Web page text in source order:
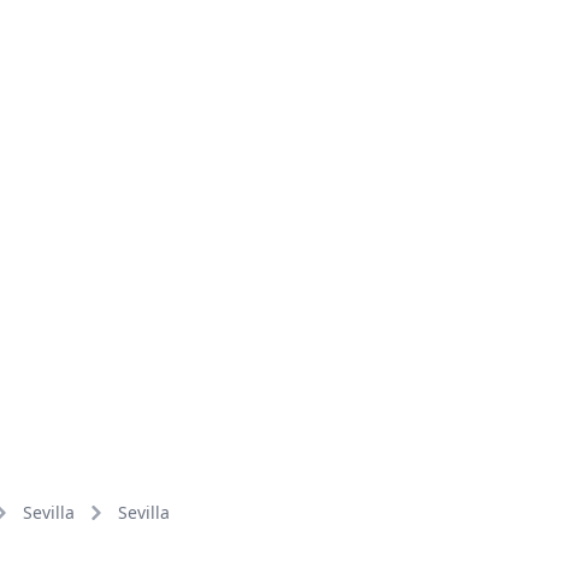
Sevilla Sevilla